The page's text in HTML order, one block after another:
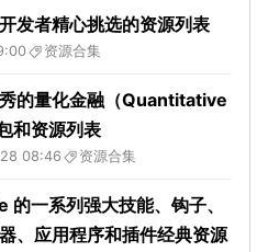
发者精心挑选的资源列表
资源合集
的量化金融（Quantitative
和资源列表
08:46 资源合集
一系列强大技能、钩子、
、应用程序和插件经典资源